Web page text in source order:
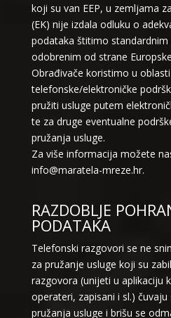
koji su van EEP, u zemljama
(EK) nije izdala odluku o
podataka štitimo
odobrenim od strane
Obrađivače koristimo u
telefonske/elektroničke
pružiti usluge putem
te za druge eventualne
pružanja usluge.
Za više informacija možete
info@maratela-mreze.hr.
RAZDOBLJE
PODATAKA
Telefonski razgovori se ne
za pružanje usluge koji su
razgovora (unijeti u aplikaciju
operateri, zapisani i sl.)
pružanja usluge i brišu se